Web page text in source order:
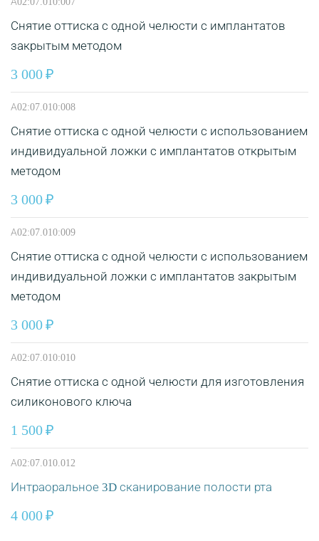
Снятие оттиска с одной челюсти с имплантатов
закрытым методом
3 000
А02:07.010:008
Снятие оттиска с одной челюсти с использованием
индивидуальной ложки с имплантатов открытым
методом
3 000
А02:07.010:009
Снятие оттиска с одной челюсти с использованием
индивидуальной ложки с имплантатов закрытым
методом
3 000
А02:07.010:010
Снятие оттиска с одной челюсти для изготовления
силиконового ключа
1 500
А02:07.010.012
Интраоральное 3D сканирование полости рта
4 000